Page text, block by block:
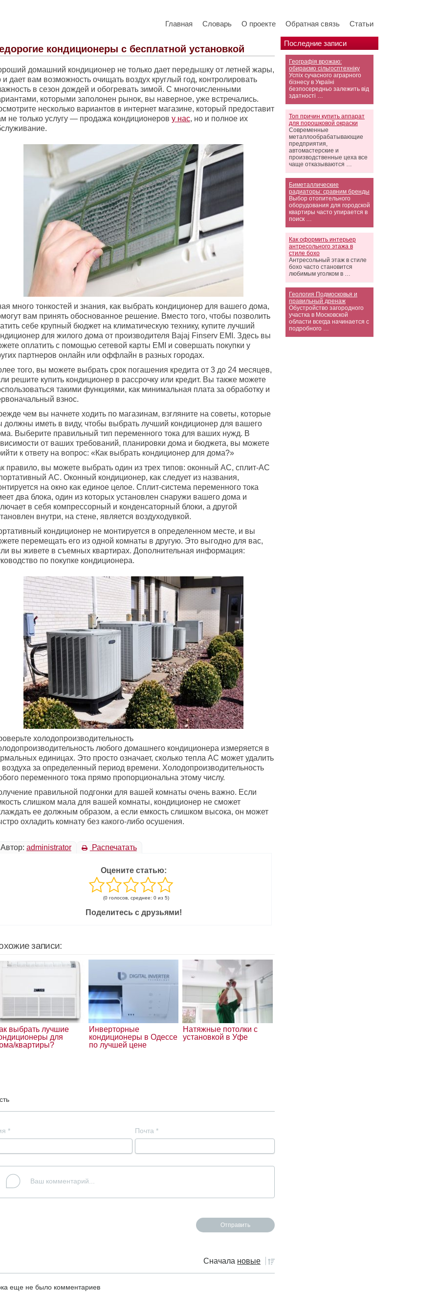
Главная Словарь О проекте Обратная связь Статьи
Последние записи
Географія врожаю:
обираємо сільгосптехніку
Успіх сучасного аграрного
бізнесу в Україні
безпосередньо залежить від
здатності …
Топ причин купить аппарат
для порошковой окраски
Современные
металлообрабатывающие
предприятия,
автомастерские и
производственные цеха все
чаще отказываются …
Биметаллические
радиаторы: сравним бренды
Выбор отопительного
оборудования для городской
квартиры часто упирается в
поиск …
Как оформить интерьер
антресольного этажа в
стиле бохо
Антресольный этаж в стиле
бохо часто становится
любимым уголком в …
Геология Подмосковья и
правильный дренаж
Обустройство загородного
участка в Московской
области всегда начинается с
подробного …
кондиционеры с бесплатной установкой
домашний кондиционер не только дает передышку от летней жары,
и дает вам возможность очищать воздух круглый год, контролировать
в сезон дождей и обогревать зимой. С многочисленными
которыми заполонен рынок, вы наверное, уже встречались.
несколько вариантов в интернет магазине, который предоставит
не только услугу — продажа кондиционеров у нас, но и полное их
много тонкостей и знания, как выбрать кондиционер для вашего дома,
вам принять обоснованное решение. Вместо того, чтобы позволить
себе крупный бюджет на климатическую технику, купите лучший
для жилого дома от производителя Bajaj Finserv EMI. Здесь вы
оплатить с помощью сетевой карты EMI и совершать покупки у
партнеров онлайн или оффлайн в разных городах.
того, вы можете выбрать срок погашения кредита от 3 до 24 месяцев,
решите купить кондиционер в рассрочку или кредит. Вы также можете
такими функциями, как минимальная плата за обработку и
взнос.
чем вы начнете ходить по магазинам, взгляните на советы, которые
должны иметь в виду, чтобы выбрать лучший кондиционер для вашего
Выберите правильный тип переменного тока для ваших нужд. В
от ваших требований, планировки дома и бюджета, вы можете
к ответу на вопрос: «Как выбрать кондиционер для дома?»
правило, вы можете выбрать один из трех типов: оконный AC, сплит-AC
AC. Оконный кондиционер, как следует из названия,
на окно как единое целое. Сплит-система переменного тока
два блока, один из которых установлен снаружи вашего дома и
в себя компрессорный и конденсаторный блоки, а другой
внутри, на стене, является воздуходувкой.
кондиционер не монтируется в определенном месте, и вы
перемещать его из одной комнаты в другую. Это выгодно для вас,
вы живете в съемных квартирах. Дополнительная информация:
по покупке кондиционера.
холодопроизводительность
любого домашнего кондиционера измеряется в
единицах. Это просто означает, сколько тепла AC может удалить
воздуха за определенный период времени. Холодопроизводительность
переменного тока прямо пропорциональна этому числу.
правильной подгонки для вашей комнаты очень важно. Если
слишком мала для вашей комнаты, кондиционер не сможет
ее должным образом, а если емкость слишком высока, он может
охладить комнату без какого-либо осушения.
Автор: administrator Распечатать
Оцените статью:
(0 голосов, среднее: 0 из 5)
Поделитесь с друзьями!
записи:
выбрать лучшие
для
квартиры?
Инверторные
кондиционеры в Одессе
по лучшей цене
Натяжные потолки с
установкой в Уфе
* Почта *
Сначала новые
еще не было комментариев